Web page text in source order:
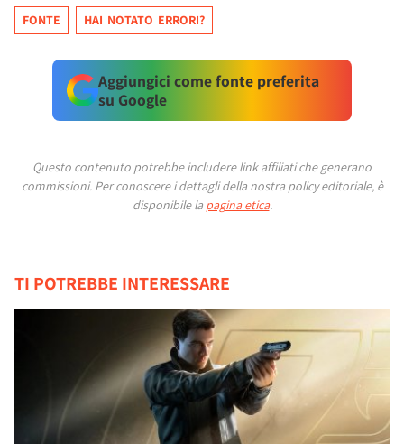
FONTE HAI NOTATO ERRORI?
Aggiungici come fonte preferita
su Google
Questo contenuto potrebbe includere link affiliati che generano
commissioni. Per conoscere i dettagli della nostra policy editoriale, è
disponibile la pagina etica.
TI POTREBBE INTERESSARE